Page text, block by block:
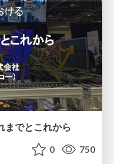
までとこれから
0 750